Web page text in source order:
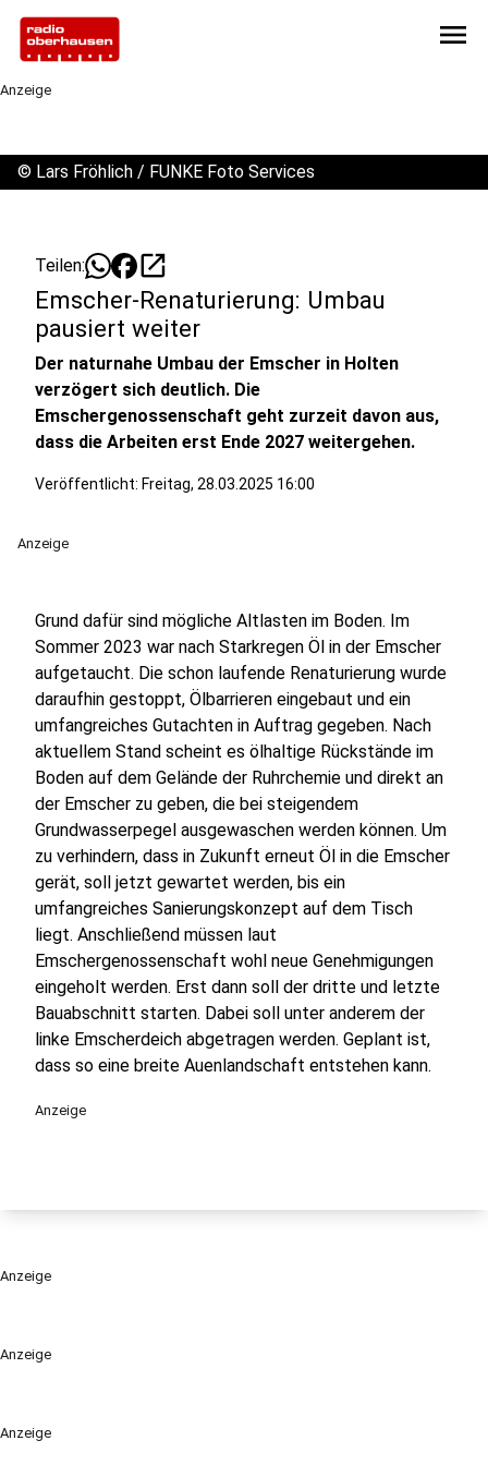
menu
Anzeige
Anzeige
Anzeige
© Lars Fröhlich / FUNKE Foto Services
Teilen: open_in_new
Emscher-Renaturierung: Umbau
pausiert weiter
Der naturnahe Umbau der Emscher in Holten
verzögert sich deutlich. Die
Emschergenossenschaft geht zurzeit davon aus,
dass die Arbeiten erst Ende 2027 weitergehen.
Veröffentlicht: Freitag, 28.03.2025 16:00
Anzeige
Grund dafür sind mögliche Altlasten im Boden. Im
Sommer 2023 war nach Starkregen Öl in der Emscher
aufgetaucht. Die schon laufende Renaturierung wurde
daraufhin gestoppt, Ölbarrieren eingebaut und ein
umfangreiches Gutachten in Auftrag gegeben. Nach
aktuellem Stand scheint es ölhaltige Rückstände im
Boden auf dem Gelände der Ruhrchemie und direkt an
der Emscher zu geben, die bei steigendem
Grundwasserpegel ausgewaschen werden können. Um
zu verhindern, dass in Zukunft erneut Öl in die Emscher
gerät, soll jetzt gewartet werden, bis ein
umfangreiches Sanierungskonzept auf dem Tisch
liegt. Anschließend müssen laut
Emschergenossenschaft wohl neue Genehmigungen
eingeholt werden. Erst dann soll der dritte und letzte
Bauabschnitt starten. Dabei soll unter anderem der
linke Emscherdeich abgetragen werden. Geplant ist,
dass so eine breite Auenlandschaft entstehen kann.
Anzeige
Anzeige